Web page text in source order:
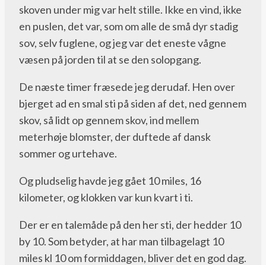
skoven under mig var helt stille. Ikke en vind, ikke
en puslen, det var, som om alle de små dyr stadig
sov, selv fuglene, og jeg var det eneste vågne
væsen på jorden til at se den solopgang.
De næste timer fræsede jeg derudaf. Hen over
bjerget ad en smal sti på siden af det, ned gennem
skov, så lidt op gennem skov, ind mellem
meterhøje blomster, der duftede af dansk
sommer og urtehave.
Og pludselig havde jeg gået 10 miles, 16
kilometer, og klokken var kun kvart i ti.
Der er en talemåde på den her sti, der hedder 10
by 10. Som betyder, at har man tilbagelagt 10
miles kl 10 om formiddagen, bliver det en god dag.